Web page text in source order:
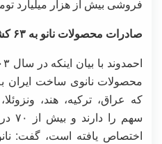
فروشی بیش از هزار میلیارد
صادرات محصولات نانو به ۶۳ کشور دنیا
که عراق، ترکیه، هند،